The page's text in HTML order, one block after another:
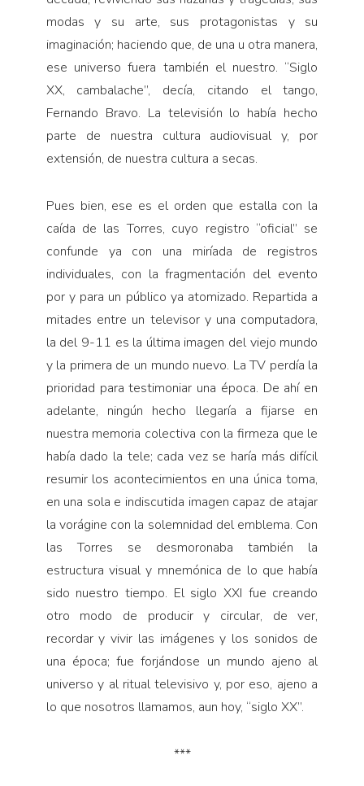
modas y su arte, sus protagonistas y su
imaginación; haciendo que, de una u otra manera,
ese universo fuera también el nuestro. “Siglo
XX, cambalache”, decía, citando el tango,
Fernando Bravo. La televisión lo había hecho
parte de nuestra cultura audiovisual y, por
extensión, de nuestra cultura a secas.
Pues bien, ese es el orden que estalla con la
caída de las Torres, cuyo registro “oficial” se
confunde ya con una miríada de registros
individuales, con la fragmentación del evento
por y para un público ya atomizado. Repartida a
mitades entre un televisor y una computadora,
la del 9-11 es la última imagen del viejo mundo
y la primera de un mundo nuevo. La TV perdía la
prioridad para testimoniar una época. De ahí en
adelante, ningún hecho llegaría a fijarse en
nuestra memoria colectiva con la firmeza que le
había dado la tele; cada vez se haría más difícil
resumir los acontecimientos en una única toma,
en una sola e indiscutida imagen capaz de atajar
la vorágine con la solemnidad del emblema. Con
las Torres se desmoronaba también la
estructura visual y mnemónica de lo que había
sido nuestro tiempo. El siglo XXI fue creando
otro modo de producir y circular, de ver,
recordar y vivir las imágenes y los sonidos de
una época; fue forjándose un mundo ajeno al
universo y al ritual televisivo y, por eso, ajeno a
lo que nosotros llamamos, aun hoy, “siglo XX”.
***